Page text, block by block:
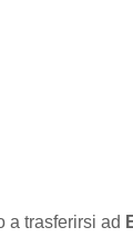
a trasferirsi ad